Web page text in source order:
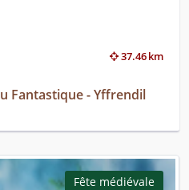
37.46 km
Fantastique - Yffrendil
Fête médiévale